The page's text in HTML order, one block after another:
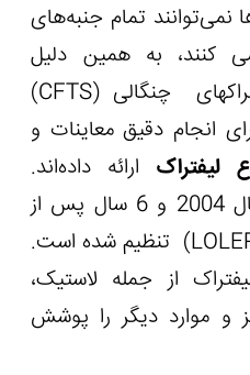
تمام جنبه‌های
کنند، به همین دلیل
چنگالی (CFTS
)
انجام دقیق معاینات و
لیفتراک ارائه داده‌اند.
در سال 2004 و 6 سال پس از
) تنظیم شده است.
از جمله لاستیک،
و موارد دیگر را پوشش